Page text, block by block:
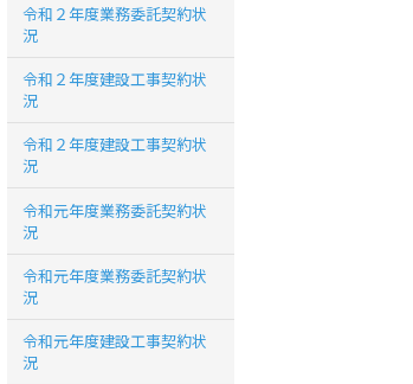
令和２年度業務委託契約状
況
令和２年度建設工事契約状
況
令和２年度建設工事契約状
況
令和元年度業務委託契約状
況
令和元年度業務委託契約状
況
令和元年度建設工事契約状
況